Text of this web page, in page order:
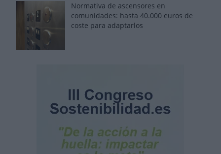
Normativa de ascensores en
comunidades: hasta 40.000 euros de
coste para adaptarlos